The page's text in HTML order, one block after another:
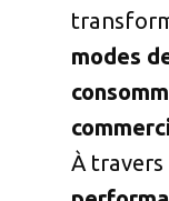
modes
À